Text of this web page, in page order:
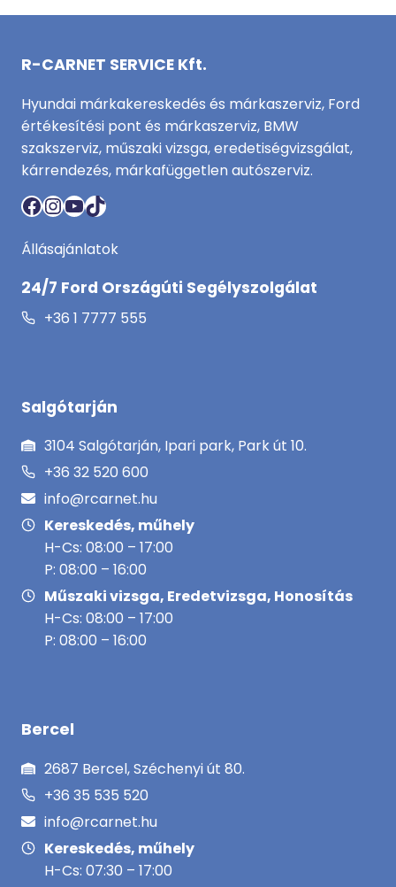
R-CARNET SERVICE Kft.
Hyundai márkakereskedés és márkaszerviz, Ford
értékesítési pont és márkaszerviz, BMW
szakszerviz, műszaki vizsga, eredetiségvizsgálat,
kárrendezés, márkafüggetlen autószerviz.
Facebook
Instagram
YouTube
TikTok
Állásajánlatok
24/7 Ford Országúti Segélyszolgálat
+36 1 7777 555
Salgótarján
3104 Salgótarján, Ipari park, Park út 10.
+36 32 520 600
info@rcarnet.hu
Kereskedés, műhely
H-Cs: 08:00 – 17:00
P: 08:00 – 16:00
Műszaki vizsga, Eredetvizsga, Honosítás
H-Cs: 08:00 – 17:00
P: 08:00 – 16:00
Bercel
2687 Bercel, Széchenyi út 80.
+36 35 535 520
info@rcarnet.hu
Kereskedés, műhely
H-Cs: 07:30 – 17:00